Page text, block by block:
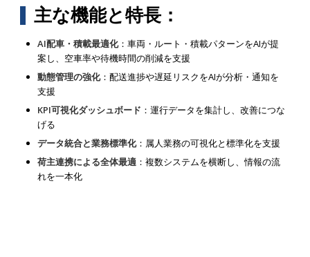
主な機能と特長：
AI配車・積載最適化：車両・ルート・積載パターンをAIが提
案し、空車率や待機時間の削減を支援
動態管理の強化：配送進捗や遅延リスクをAIが分析・通知を
支援
KPI可視化ダッシュボード ：運行データを集計し、改善につな
げる
データ統合と業務標準化：属人業務の可視化と標準化を支援
荷主連携による全体最適：複数システムを横断し、情報の流
れを一本化